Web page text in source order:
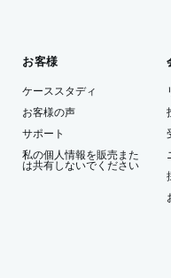
お客様
ケーススタディ
お客様の声
サポート
私の個人情報を販売また
は共有しないでください